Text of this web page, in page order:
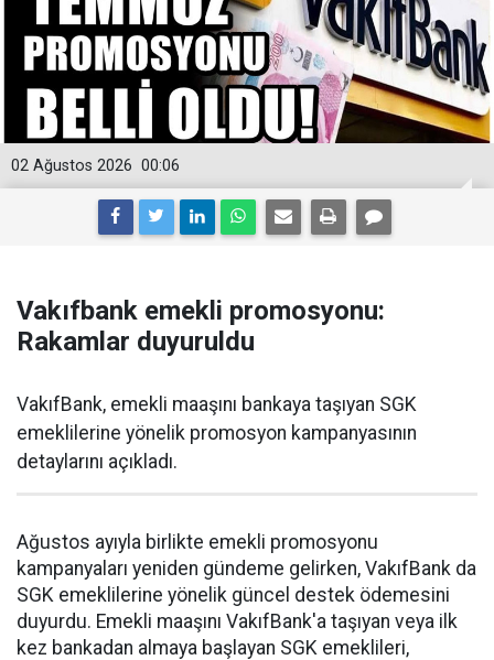
00:06
02 Ağustos 2026
Vakıfbank emekli promosyonu:
Rakamlar duyuruldu
VakıfBank, emekli maaşını bankaya taşıyan SGK
emeklilerine yönelik promosyon kampanyasının
detaylarını açıkladı.
Ağustos ayıyla birlikte emekli promosyonu
kampanyaları yeniden gündeme gelirken, VakıfBank da
SGK emeklilerine yönelik güncel destek ödemesini
duyurdu. Emekli maaşını VakıfBank'a taşıyan veya ilk
kez bankadan almaya başlayan SGK emeklileri,